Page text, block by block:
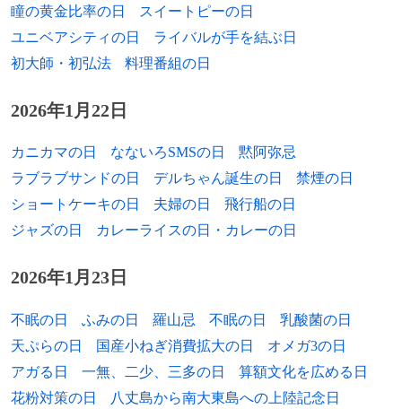
1947年 ロッド・エヴァンス、ミュージシャン（元
ディープ・パープル）
1947年 ポーラ・ディーン、料理司会者
1948年 馬場滋、囲碁棋士
1948年
1949年 ロバート・パーマー、歌手（+ 2003年）
1949年 堀高明、スターフライヤー創業者
瞳の黄金比率の日
スイートピーの日
ユニベアシティの日
ライバルが手を結ぶ日
初大師・初弘法
料理番組の日
2026年1月22日
カニカマの日 なないろSMSの日
黙阿弥忌
ラブラブサンドの日
デルちゃん誕生の日
禁煙の日
ショートケーキの日
夫婦の日
飛行船の日
ジャズの日
カレーライスの日・カレーの日
2026年1月23日
不眠の日 ふみの日 羅山忌 不眠の日
乳酸菌の日
天ぷらの日
国産小ねぎ消費拡大の日
オメガ3の日
アガる日
一無、二少、三多の日
算額文化を広める日
花粉対策の日
八丈島から南大東島への上陸記念日